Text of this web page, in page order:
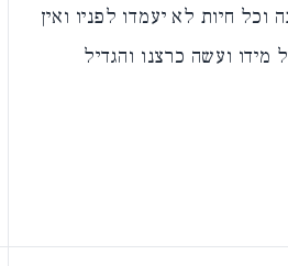
וכל חיות לא יעמדו לפניו ואין
מידו ועשה כרצנו והגדיל